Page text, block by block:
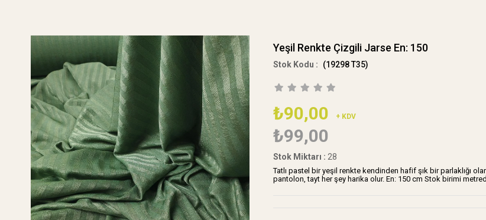
Yeşil Renkte Çizgili Jarse En: 150
(19298 T35)
₺90,00 + KDV
₺99,00
Stok Miktarı : 28
Tatlı pastel bir yeşil renkte kendinden hafif şık bir parlaklığı
pantolon, tayt her şey harika olur. En: 150 cm Stok birimi